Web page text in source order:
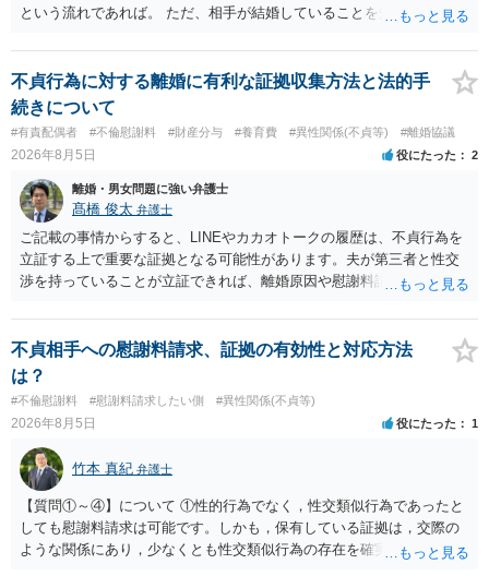
という流れであれば。 ただ、相手が結婚していることを知って行為に
性も認められそうですので、あまり慰謝料は高額にならないように思
われます。 一度、最寄りの弁護士に相談してみてください。
不貞行為に対する離婚に有利な証拠収集方法と法的手
続きについて
#有責配偶者 #不倫慰謝料 #財産分与 #養育費 #異性関係(不貞等) #離婚協議
2026年8月5日 役にたった 2
離婚・男女問題に強い弁護士
髙橋 俊太 弁護士
ご記載の事情からすると、LINEやカカオトークの履歴は、不貞行為を
立証する上で重要な証拠となる可能性があります。夫が第三者と性交
渉を持っていることが立証できれば、離婚原因や慰謝料請求を検討す
性的関係を継続しているのであれば、その期間や回数が分かる資料は
できるだけ保存しておくことをお勧めいたします。 他方、「夫に不貞
がある＝財産分与でも多くもらえる」「当然に親権を取得できる」と
いう関係にはありません。まず、財産分与は、基本的には夫婦が婚姻
中に形成した財産を清算する制度ですので、不貞行為の有無とは別
に、預貯金、不動産、保険、退職金等の資料を確保しておくことが重
要です。また、子の親権については、夫婦間の責任問題とは別に、
「どのような形がお子様の利益になるか」という観点です。そのた
め、未就学のお子様について貴方が主として養育しているのであれ
ば、保育園等への送迎、食事・入浴・寝かしつけ等の日常的な育児、
通院や予防接種への対応、保育園との連絡、夫婦それぞれの勤務状
況、別居後にどのような養育環境を用意できるかといった、これまで
不貞相手への慰謝料請求、証拠の有効性と対応方法
は？
#不倫慰謝料 #慰謝料請求したい側 #異性関係(不貞等)
2026年8月5日 役にたった 1
竹本 真紀 弁護士
【質問①～④】について ①性的行為でなく，性交類似行為であったと
しても慰謝料請求は可能です。しかも，保有している証拠は，交際の
ような関係にあり，少なくとも性交類似行為の存在を確実に証明でき